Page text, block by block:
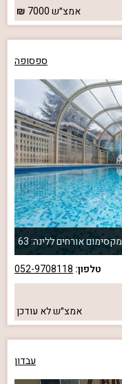
אמצ״ש7000
ספסופה
מקסימום אורחים ללינה: 63
טלפון: 052-9708118
אמצ״שלא עודכן
עבדון